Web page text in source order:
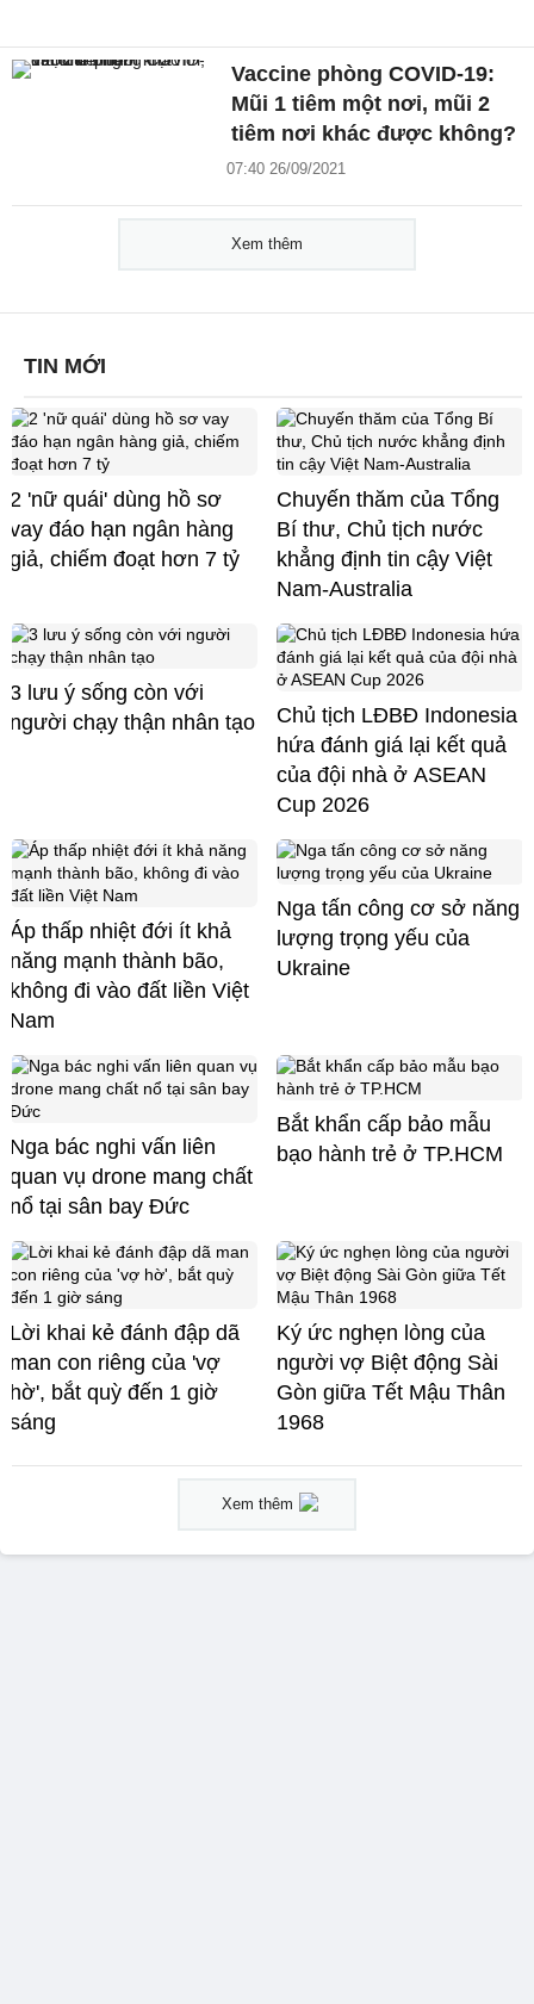
Vaccine phòng COVID-19:
Mũi 1 tiêm một nơi, mũi 2
tiêm nơi khác được không?
07:40 26/09/2021
Xem thêm
TIN MỚI
2 'nữ quái' dùng hồ sơ
vay đáo hạn ngân hàng
giả, chiếm đoạt hơn 7 tỷ
Chuyến thăm của Tổng
Bí thư, Chủ tịch nước
khẳng định tin cậy Việt
Nam-Australia
3 lưu ý sống còn với
người chạy thận nhân tạo
Chủ tịch LĐBĐ Indonesia
hứa đánh giá lại kết quả
của đội nhà ở ASEAN
Cup 2026
Áp thấp nhiệt đới ít khả
năng mạnh thành bão,
không đi vào đất liền Việt
Nam
Nga tấn công cơ sở năng
lượng trọng yếu của
Ukraine
Nga bác nghi vấn liên
quan vụ drone mang chất
nổ tại sân bay Đức
Bắt khẩn cấp bảo mẫu
bạo hành trẻ ở TP.HCM
Lời khai kẻ đánh đập dã
man con riêng của 'vợ
hờ', bắt quỳ đến 1 giờ
sáng
Ký ức nghẹn lòng của
người vợ Biệt động Sài
Gòn giữa Tết Mậu Thân
1968
Xem thêm